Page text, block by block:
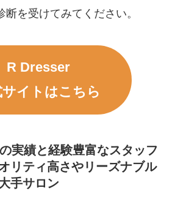
を受けてみてください。
R Dresser
サイトはこちら
実績と経験豊富なスタッフ
リティ高さやリーズナブル
手サロン